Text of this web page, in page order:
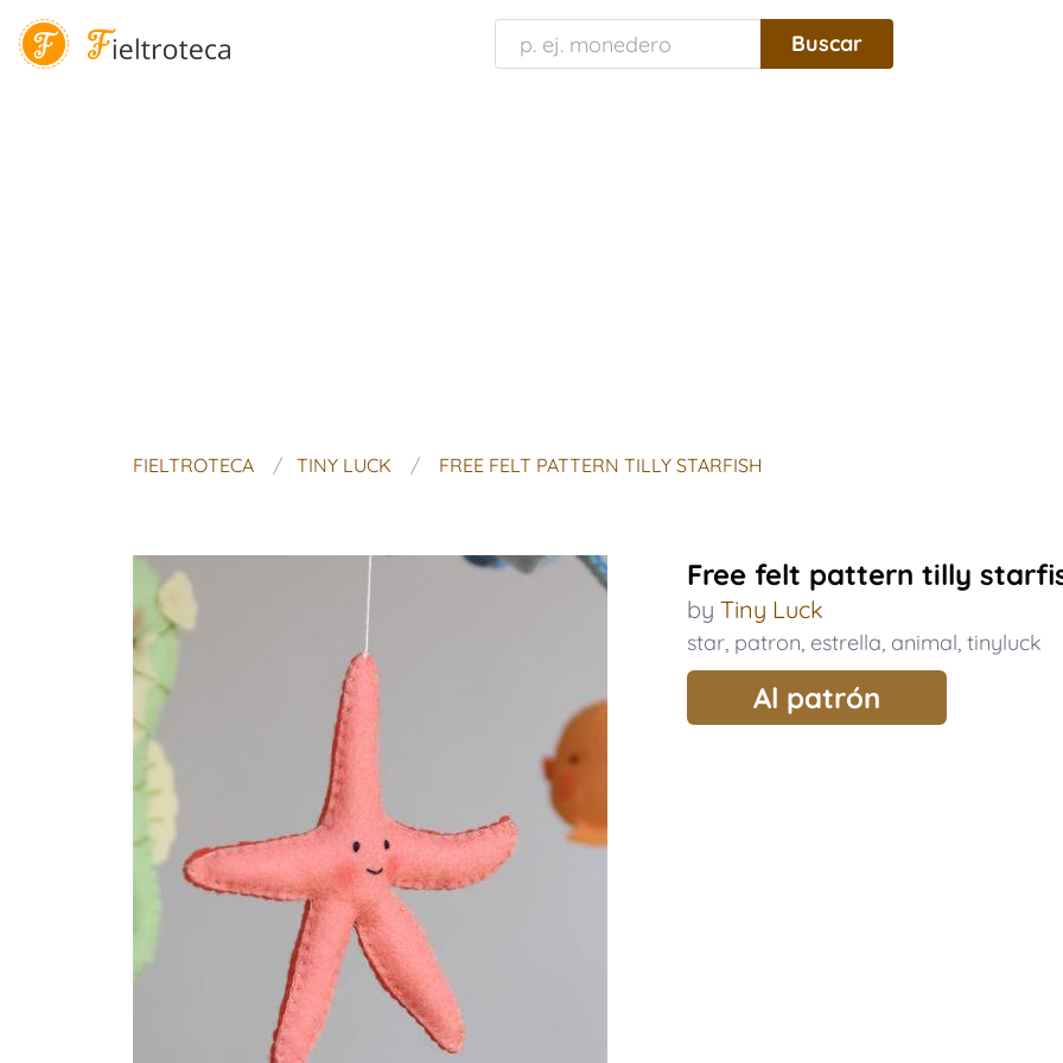
FIELTROTECA TINY LUCK FREE FELT PATTERN TILLY STARFISH
Free felt pattern tilly
by Tiny Luck
star, patron, estrella, animal, tinyluck
Al patrón